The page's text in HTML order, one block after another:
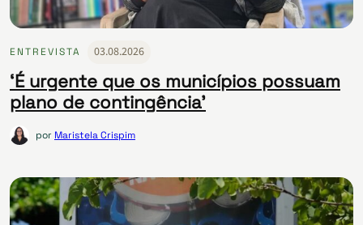
ENTREVISTA 03.08.2026
‘É urgente que os municípios possuam
plano de contingência’
por Maristela Crispim